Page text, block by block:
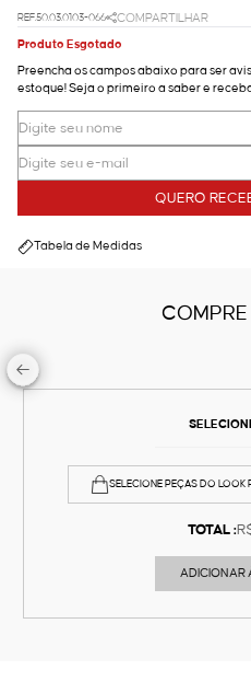
REF.50.03.0103-066
COMPARTILHAR
Produto Esgotado
Preencha os campos abaixo para ser
estoque! Seja o primeiro a saber e
QUERO
Tabela de Medidas
SELECIONE PEÇAS DO
TOTAL :
ADICIONAR